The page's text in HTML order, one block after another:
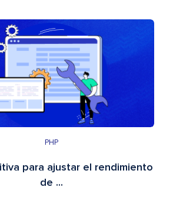
PHP
para ajustar el rendimiento
de ...